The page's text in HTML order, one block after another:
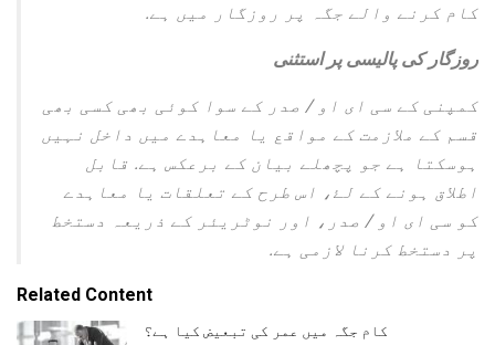
کام کرنے والے جگہ پر روزگار میں ہے.
روزگار کی پالیسی پر استثنی
کمپنی کے سی ای او / صدر کے سوا کوئی بھی کسی بھی
قسم کے ملازمت کے مواقع یا معاہدے میں داخل نہیں
ہوسکتا ہے جو پچھلے بیان کے برعکس ہے. قابل
اطلاق ہونے کے لۓ، اس طرح کے تعلقات یا معاہدے
کو سی ای او / صدر، اور نوٹریئر کے ذریعہ دستخط
پر دستخط کرنا لازمی ہے.
Related Content
کام جگہ میں عمر کی تبعیض کیا ہے؟